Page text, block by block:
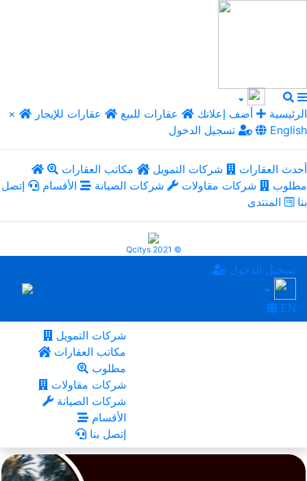
× الرئيسية أضف إعلانك عقارات للبيع
عقارات للإيجار
تسجيل الدخول
English
أحدث العقارات شركات التمويل
مكاتب العقارات
مطلوب
شركات مقاولات شركات الصيانة الأقسام
إتصل
بنا
المنتدى
Qcitys 2021 ©
تسجيل الدخول
EN
شركات التمويل
مكاتب العقارات
مطلوب
شركات مقاولات
شركات الصيانة
الأقسام
إتصل بنا